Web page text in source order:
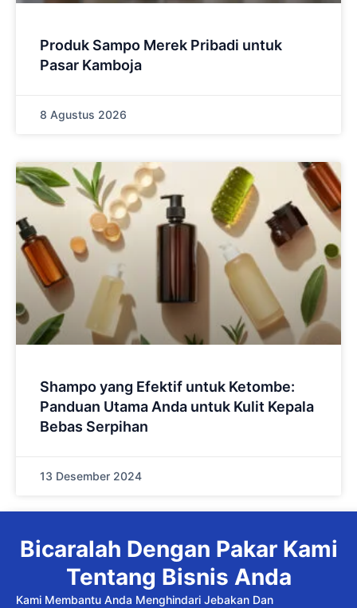
Produk Sampo Merek Pribadi untuk
Pasar Kamboja
8 Agustus 2026
Shampo yang Efektif untuk Ketombe:
Panduan Utama Anda untuk Kulit Kepala
Bebas Serpihan
13 Desember 2024
Bicaralah Dengan Pakar Kami
Tentang Bisnis Anda
Kami Membantu Anda Menghindari Jebakan Dan